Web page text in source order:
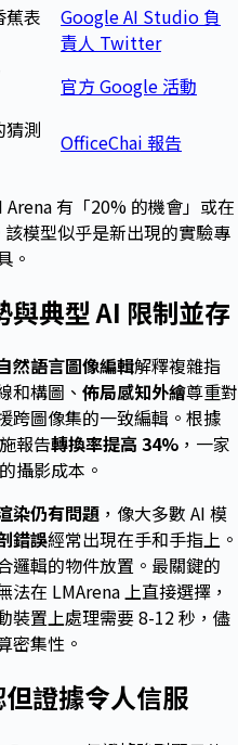
表
Google AI Studio 負
責人 Twitter
官方 Google 活動
猜測
OfficeChai 報告
有「20% 的機會」或在
模型似乎是新出現的實驗專
。
典型 AI 限制並存
然語言圖像編輯解釋複雜指
和構圖、 佈局感知外繪尊重對
跨圖像集的一致編輯。根據
報告轉換率提高 34% ，一家
攝影成本。
染仍有問題 ，像大多數 AI 模
錯誤經常出現在手和手指上。
邏輯的物件放置。最關鍵的
法在 LMArena 上直接選擇，
裝置上處理需要 8-12 秒，儘
密集性。
證據令人信服